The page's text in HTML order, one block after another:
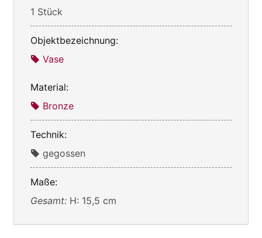
1 Stück
Objektbezeichnung:
Vase
Material:
Bronze
Technik:
gegossen
Maße:
Gesamt: H: 15,5 cm